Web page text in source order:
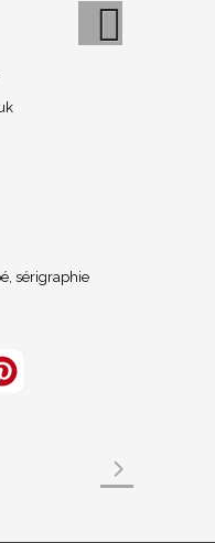
sérigraphie